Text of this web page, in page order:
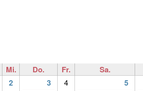
Mi. Do. Fr. Sa.
2 3 4 5